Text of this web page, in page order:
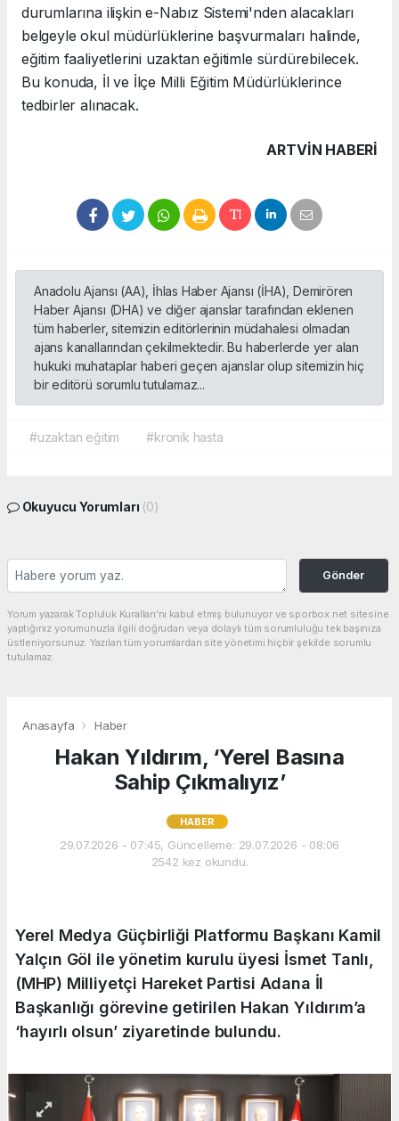
durumlarına ilişkin e-Nabız Sistemi'nden alacakları
belgeyle okul müdürlüklerine başvurmaları halinde,
eğitim faaliyetlerini uzaktan eğitimle sürdürebilecek.
Bu konuda, İl ve İlçe Milli Eğitim Müdürlüklerince
tedbirler alınacak.
ARTVIN HABERİ
Anadolu Ajansı (AA), İhlas Haber Ajansı (İHA), Demirören
Haber Ajansı (DHA) ve diğer ajanslar tarafından eklenen
tüm haberler, sitemizin editörlerinin müdahalesi olmadan
ajans kanallarından çekilmektedir. Bu haberlerde yer alan
hukuki muhataplar haberi geçen ajanslar olup sitemizin hiç
bir editörü sorumlu tutulamaz...
#uzaktan eğitim #kronik hasta
Okuyucu Yorumları (0)
Gönder
Yorum yazarak Topluluk Kuralları’nı kabul etmiş bulunuyor ve sporbox.net sitesine
yaptığınız yorumunuzla ilgili doğrudan veya dolaylı tüm sorumluluğu tek başınıza
üstleniyorsunuz. Yazılan tüm yorumlardan site yönetimi hiçbir şekilde sorumlu
tutulamaz.
Anasayfa Haber
Hakan Yıldırım, ‘Yerel Basına
Sahip Çıkmalıyız’
HABER
29.07.2026 - 07:45, Güncelleme: 29.07.2026 - 08:06
2542 kez okundu.
Yerel Medya Güçbirliği Platformu Başkanı Kamil
Yalçın Göl ile yönetim kurulu üyesi İsmet Tanlı,
(MHP) Milliyetçi Hareket Partisi Adana İl
Başkanlığı görevine getirilen Hakan Yıldırım’a
‘hayırlı olsun’ ziyaretinde bulundu.